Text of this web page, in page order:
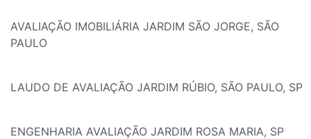
AVALIAÇÃO IMOBILIÁRIA JARDIM SÃO JORGE, SÃO
PAULO
LAUDO DE AVALIAÇÃO JARDIM RÚBIO, SÃO PAULO, SP
ENGENHARIA AVALIAÇÃO JARDIM ROSA MARIA, SP